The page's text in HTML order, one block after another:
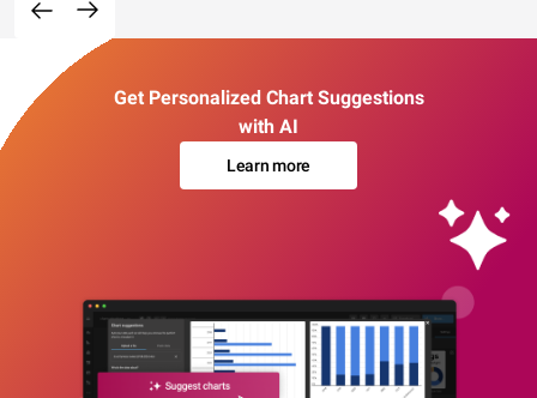
Get Personalized Chart Suggestions
with AI
Learn more